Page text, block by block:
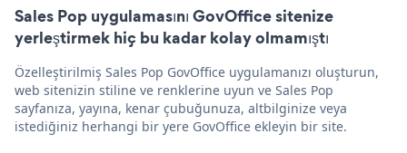
Sales Pop uygulamasını GovOffice sitenize
yerleştirmek hiç bu kadar kolay olmamıştı
Özelleştirilmiş Sales Pop GovOffice uygulamanızı oluşturun,
web sitenizin stiline ve renklerine uyun ve Sales Pop
sayfanıza, yayına, kenar çubuğunuza, altbilginize veya
istediğiniz herhangi bir yere GovOffice ekleyin bir site.